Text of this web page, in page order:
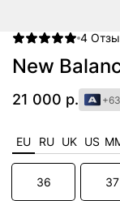
Item
4
New
21 000 р.
EU RU UK US
36 37